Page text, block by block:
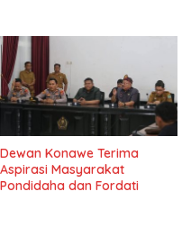
Dewan Konawe Terima
Aspirasi Masyarakat
Pondidaha dan Fordati